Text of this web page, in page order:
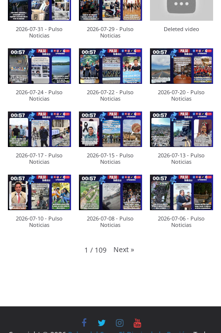
2026-07-31 - Pulso
Noticias
2026-07-29 - Pulso
Noticias
Deleted video
2026-07-24 - Pulso
Noticias
2026-07-22 - Pulso
Noticias
2026-07-20 - Pulso
Noticias
2026-07-17 - Pulso
Noticias
2026-07-15 - Pulso
Noticias
2026-07-13 - Pulso
Noticias
2026-07-10 - Pulso
Noticias
2026-07-08 - Pulso
Noticias
2026-07-06 - Pulso
Noticias
1 / 109 Next »